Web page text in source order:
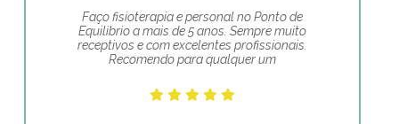
Faço fisioterapia e personal no Ponto de
Equilibrio a mais de 5 anos. Sempre muito
receptivos e com excelentes profissionais.
Recomendo para qualquer um